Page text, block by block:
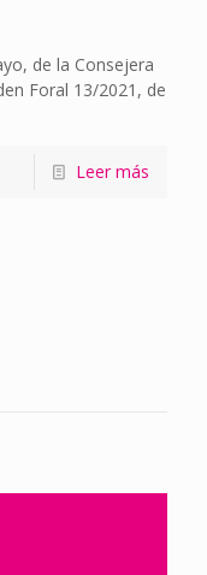
de la Consejera
Foral 13/2021, de
Leer más